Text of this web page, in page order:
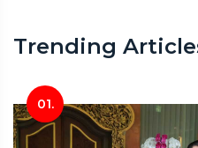
Trending
01.